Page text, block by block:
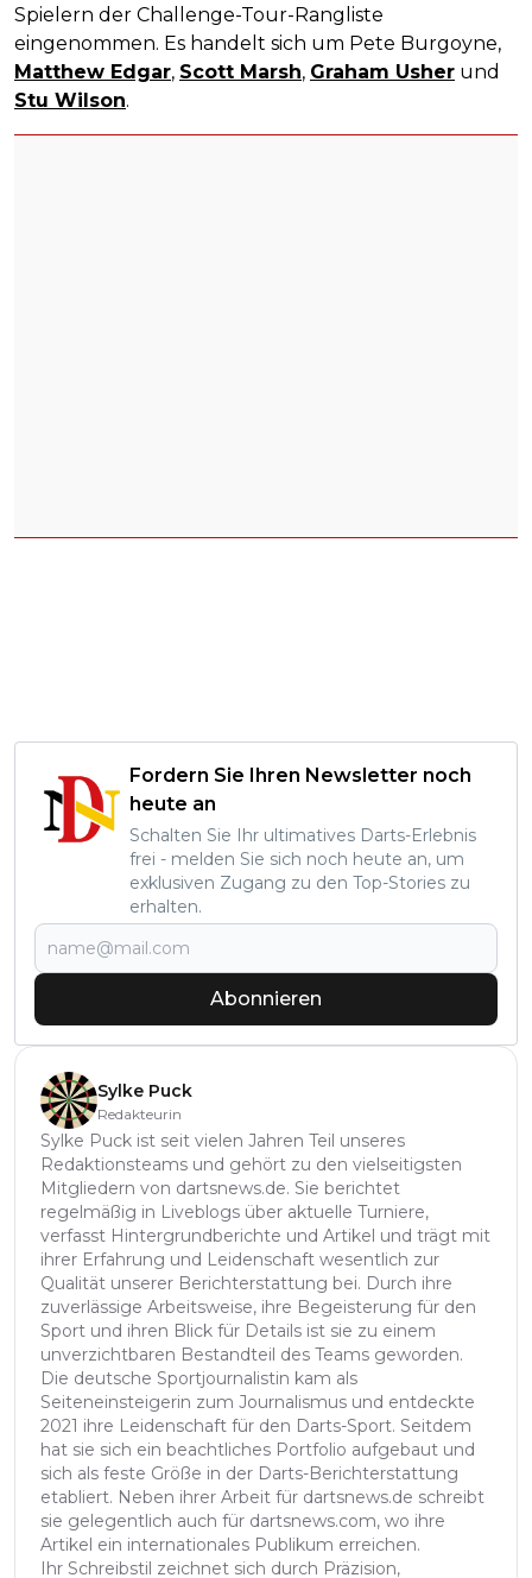
Spielern der Challenge-Tour-Rangliste
eingenommen. Es handelt sich um Pete Burgoyne,
Matthew Edgar, Scott Marsh, Graham Usher und
Stu Wilson.
Fordern Sie Ihren Newsletter noch
heute an
Schalten Sie Ihr ultimatives Darts-Erlebnis
frei - melden Sie sich noch heute an, um
exklusiven Zugang zu den Top-Stories zu
erhalten.
Abonnieren
Sylke Puck
Redakteurin
Sylke Puck ist seit vielen Jahren Teil unseres
Redaktionsteams und gehört zu den vielseitigsten
Mitgliedern von dartsnews.de. Sie berichtet
regelmäßig in Liveblogs über aktuelle Turniere,
verfasst Hintergrundberichte und Artikel und trägt mit
ihrer Erfahrung und Leidenschaft wesentlich zur
Qualität unserer Berichterstattung bei. Durch ihre
zuverlässige Arbeitsweise, ihre Begeisterung für den
Sport und ihren Blick für Details ist sie zu einem
unverzichtbaren Bestandteil des Teams geworden.
Die deutsche Sportjournalistin kam als
Seiteneinsteigerin zum Journalismus und entdeckte
2021 ihre Leidenschaft für den Darts-Sport. Seitdem
hat sie sich ein beachtliches Portfolio aufgebaut und
sich als feste Größe in der Darts-Berichterstattung
etabliert. Neben ihrer Arbeit für dartsnews.de schreibt
sie gelegentlich auch für dartsnews.com, wo ihre
Artikel ein internationales Publikum erreichen.
Ihr Schreibstil zeichnet sich durch Präzision,